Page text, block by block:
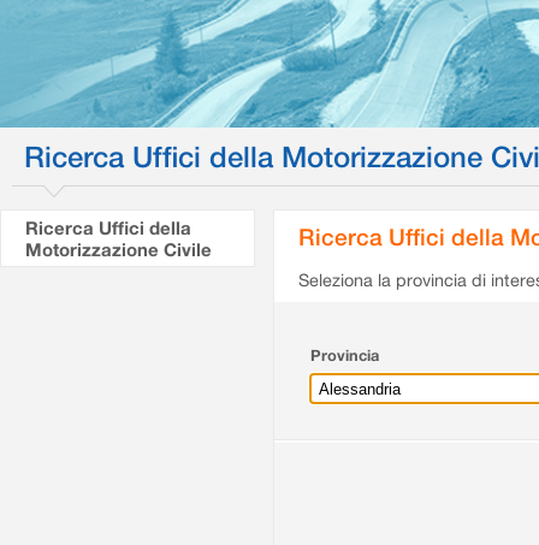
Ricerca Uffici della Motorizzazione
Ricerca Uffici della
Motorizzazione Civile
Ricerca Uffici della
Seleziona la provincia di
Provincia